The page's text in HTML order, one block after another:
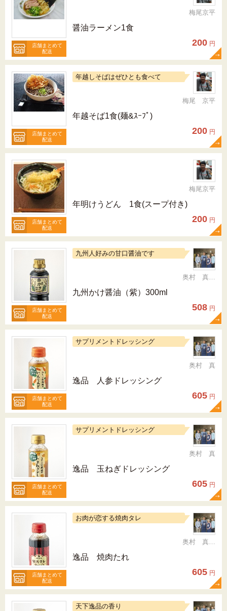
店舗まとめて
配送
梅尾京平
醤油ラーメン1食
200 円
店舗まとめて
配送
年越しそばはぜひとも食べて
梅尾 京平
年越そば1食(麺&ｽｰﾌﾟ)
200 円
店舗まとめて
配送
梅尾京平
年明けうどん 1食(スープ付き)
200 円
店舗まとめて
配送
九州人好みの甘口醤油です
奥村 真（ちか）
九州かけ醤油（紫）300ml
508 円
店舗まとめて
配送
サプリメントドレッシング
奥村 真
逸品 人参ドレッシング
605 円
店舗まとめて
配送
サプリメントドレッシング
奥村 真
逸品 玉ねぎドレッシング
605 円
店舗まとめて
配送
お肉が恋する焼肉タレ
奥村 真（ちか）
逸品 焼肉たれ
605 円
天下逸品の香り